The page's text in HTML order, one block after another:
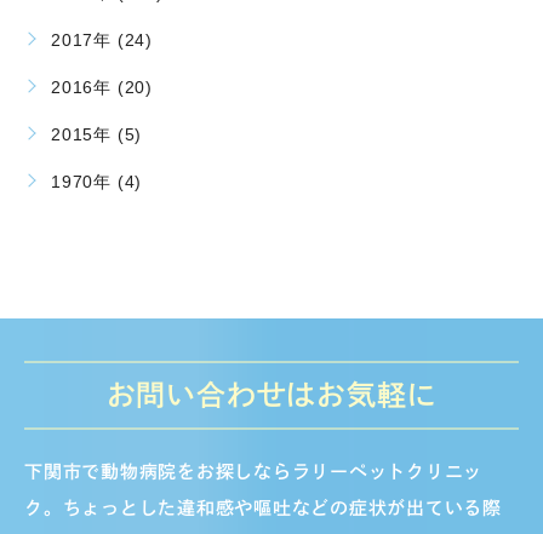
2017年 (24)
2016年 (20)
2015年 (5)
1970年 (4)
お問い合わせはお気軽に
下関市で動物病院をお探しならラリーペットクリニッ
ク。ちょっとした違和感や嘔吐などの症状が出ている際